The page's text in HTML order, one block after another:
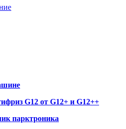
G12 от G12+ и G12++
парктроника